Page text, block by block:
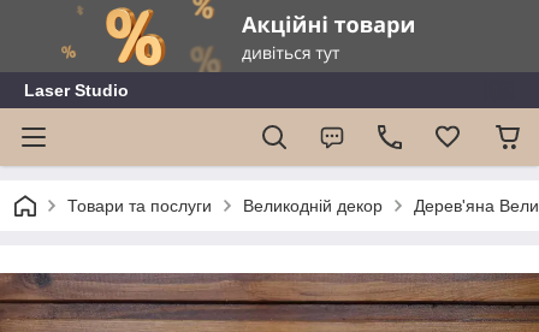
Laser Studio
Товари та послуги Великодній декор Дерев'яна